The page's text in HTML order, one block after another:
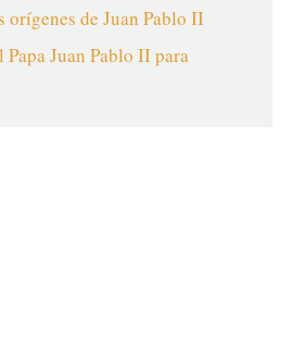
orígenes de Juan Pablo II
Papa Juan Pablo II para